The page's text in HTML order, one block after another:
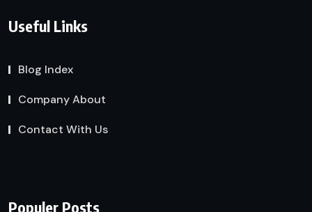
Useful Links
Blog Index
Company About
Contact With Us
Populer Posts